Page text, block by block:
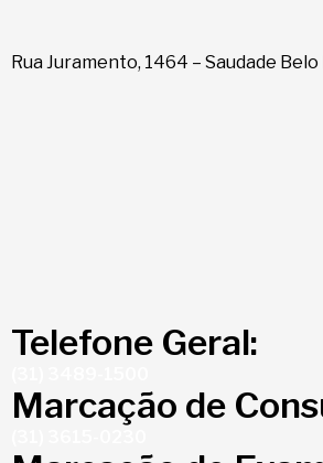
Rua Juramento, 1464 – Saudade
Telefone Geral:
Marcação de